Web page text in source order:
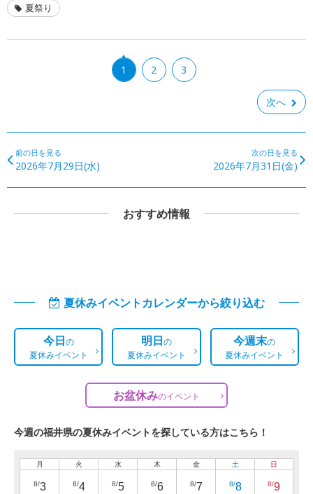
夏祭り
1 2 3
次へ
前の日を見る
2026年7月29日(水)
次の日を見る
2026年7月31日(金)
おすすめ情報
夏休みイベントカレンダーから絞り込む
今日の
夏休みイベント
明日の
夏休みイベント
今週末の
夏休みイベント
お盆休みのイベント
今週の福井県の夏休みイベントを探している方はこちら！
月
8/3
火
8/4
水
8/5
木
8/6
金
8/7
土
8/8
日
8/9